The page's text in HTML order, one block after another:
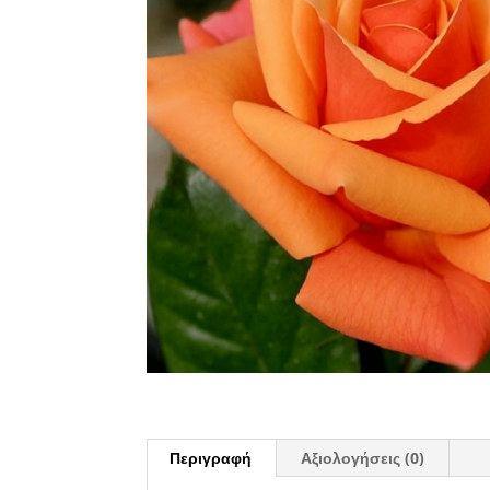
Περιγραφή Αξιολογήσεις (0)